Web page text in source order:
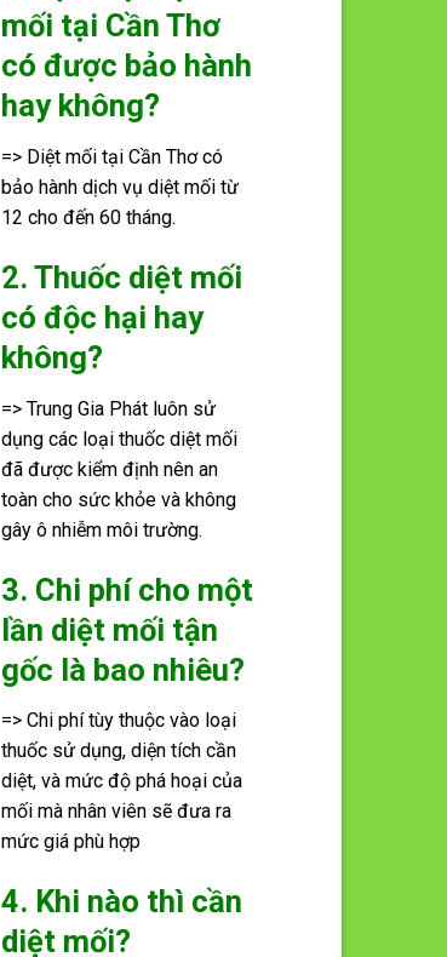
mối tại Cần Thơ
có được bảo hành
hay không?
=> Diệt mối tại Cần Thơ có
bảo hành dịch vụ diệt mối từ
12 cho đến 60 tháng.
2. Thuốc diệt mối
có độc hại hay
không?
=> Trung Gia Phát luôn sử
dụng các loại thuốc diệt mối
đã được kiểm định nên an
toàn cho sức khỏe và không
gây ô nhiễm môi trường.
3. Chi phí cho một
lần diệt mối tận
gốc là bao nhiêu?
=> Chi phí tùy thuộc vào loại
thuốc sử dụng, diện tích cần
diệt, và mức độ phá hoại của
mối mà nhân viên sẽ đưa ra
mức giá phù hợp
4. Khi nào thì cần
diệt mối?